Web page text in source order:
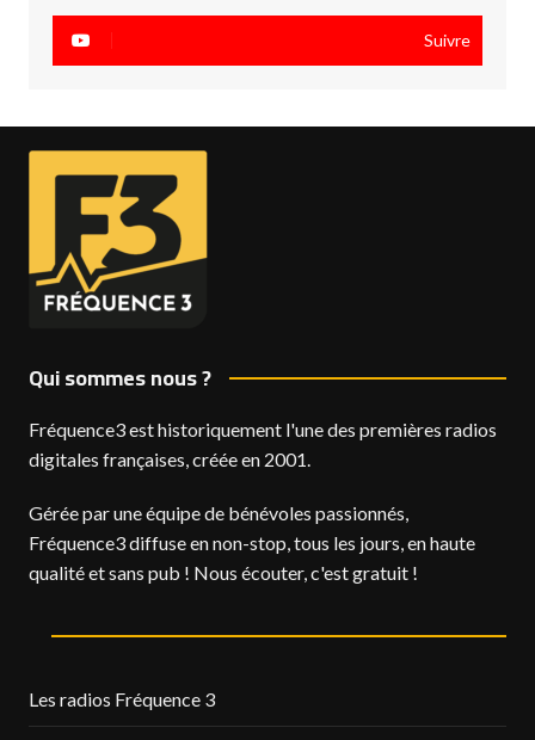
Suivre
Qui sommes nous ?
Fréquence3 est historiquement l'une des premières radios
digitales françaises, créée en 2001.
Gérée par une équipe de bénévoles passionnés,
Fréquence3 diffuse en non-stop, tous les jours, en haute
qualité et sans pub ! Nous écouter, c'est gratuit !
Les radios Fréquence 3